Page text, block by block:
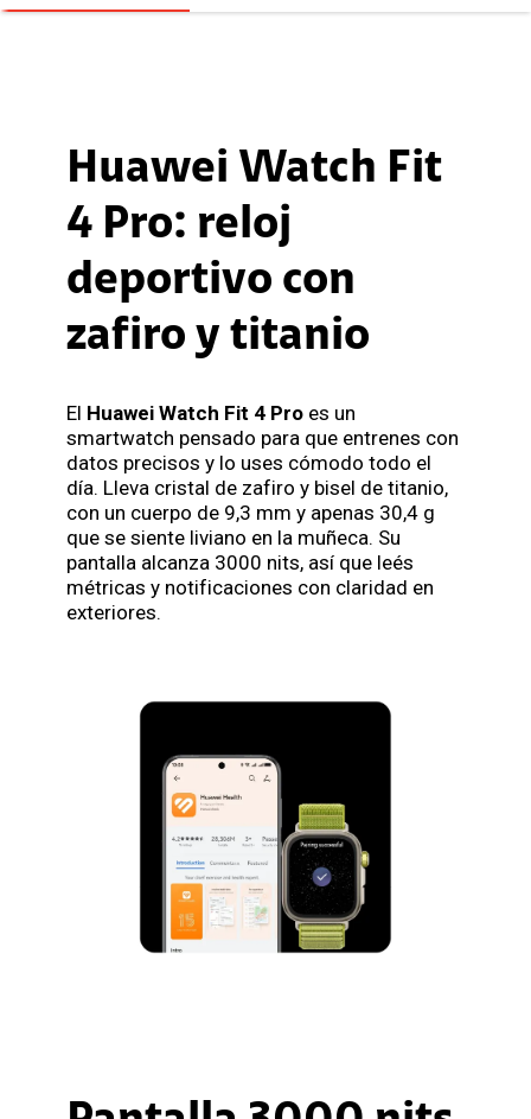
Huawei Watch Fit
4 Pro: reloj
deportivo con
zafiro y titanio
El Huawei Watch Fit 4 Pro es un
smartwatch pensado para que entrenes con
datos precisos y lo uses cómodo todo el
día. Lleva cristal de zafiro y bisel de titanio,
con un cuerpo de 9,3 mm y apenas 30,4 g
que se siente liviano en la muñeca. Su
pantalla alcanza 3000 nits, así que leés
métricas y notificaciones con claridad en
exteriores.